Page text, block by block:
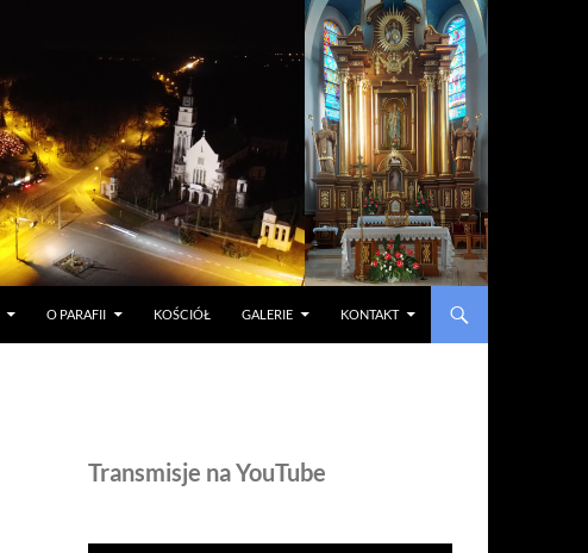
O PARAFII KOŚCIÓŁ GALERIE KONTAKT
Transmisje na YouTube